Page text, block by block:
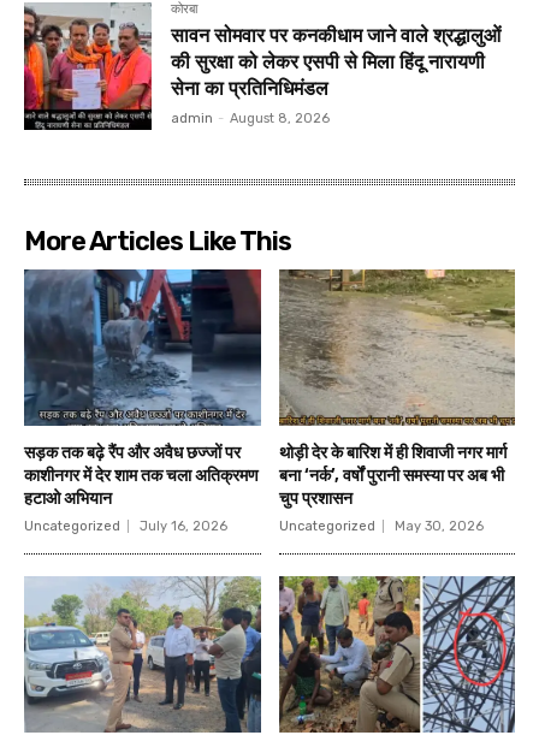
कोरबा
सावन सोमवार पर कनकीधाम जाने वाले श्रद्धालुओं
की सुरक्षा को लेकर एसपी से मिला हिंदू नारायणी
सेना का प्रतिनिधिमंडल
admin - August 8, 2026
More Articles Like This
सड़क तक बढ़े रैंप और अवैध छज्जों पर
काशीनगर में देर शाम तक चला अतिक्रमण
हटाओ अभियान
Uncategorized July 16, 2026
थोड़ी देर के बारिश में ही शिवाजी नगर मार्ग
बना ‘नर्क’, वर्षों पुरानी समस्या पर अब भी
चुप प्रशासन
Uncategorized May 30, 2026